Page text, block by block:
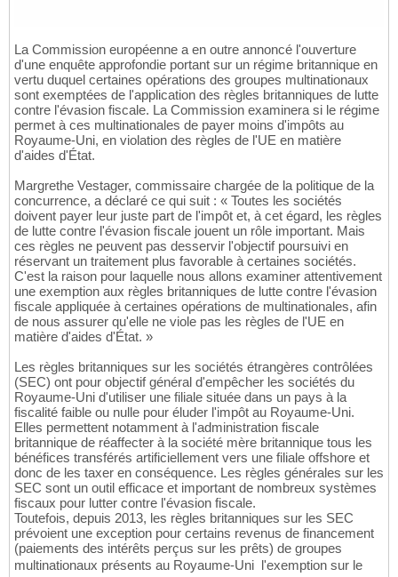
La Commission européenne a en outre annoncé l'ouverture
d'une enquête approfondie portant sur un régime britannique en
vertu duquel certaines opérations des groupes multinationaux
sont exemptées de l'application des règles britanniques de lutte
contre l'évasion fiscale. La Commission examinera si le régime
permet à ces multinationales de payer moins d'impôts au
Royaume-Uni, en violation des règles de l'UE en matière
d'aides d'État.
Margrethe Vestager, commissaire chargée de la politique de la
concurrence, a déclaré ce qui suit : « Toutes les sociétés
doivent payer leur juste part de l'impôt et, à cet égard, les règles
de lutte contre l'évasion fiscale jouent un rôle important. Mais
ces règles ne peuvent pas desservir l'objectif poursuivi en
réservant un traitement plus favorable à certaines sociétés.
C'est la raison pour laquelle nous allons examiner attentivement
une exemption aux règles britanniques de lutte contre l'évasion
fiscale appliquée à certaines opérations de multinationales, afin
de nous assurer qu'elle ne viole pas les règles de l'UE en
matière d'aides d'État. »
Les règles britanniques sur les sociétés étrangères contrôlées
(SEC) ont pour objectif général d'empêcher les sociétés du
Royaume-Uni d'utiliser une filiale située dans un pays à la
fiscalité faible ou nulle pour éluder l'impôt au Royaume-Uni.
Elles permettent notamment à l'administration fiscale
britannique de réaffecter à la société mère britannique tous les
bénéfices transférés artificiellement vers une filiale offshore et
donc de les taxer en conséquence. Les règles générales sur les
SEC sont un outil efficace et important de nombreux systèmes
fiscaux pour lutter contre l'évasion fiscale.
Toutefois, depuis 2013, les règles britanniques sur les SEC
prévoient une exception pour certains revenus de financement
(paiements des intérêts perçus sur les prêts) de groupes
multinationaux présents au Royaume-Uni  l'exemption sur le